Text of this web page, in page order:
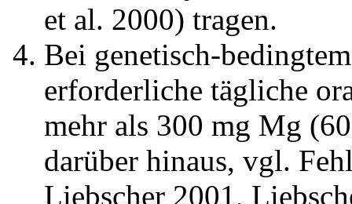
et al. 2000) tragen.
Bei genetisch-
erforderliche tägliche
mehr als 300 mg Mg
darüber hinaus, vgl.
Liebscher 2001,